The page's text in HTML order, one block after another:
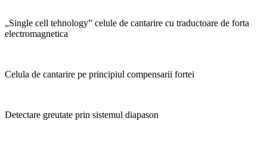
„Single cell tehnology” celule de cantarire cu traductoare de forta
electromagnetica
Celula de cantarire pe principiul compensarii fortei
Detectare greutate prin sistemul diapason